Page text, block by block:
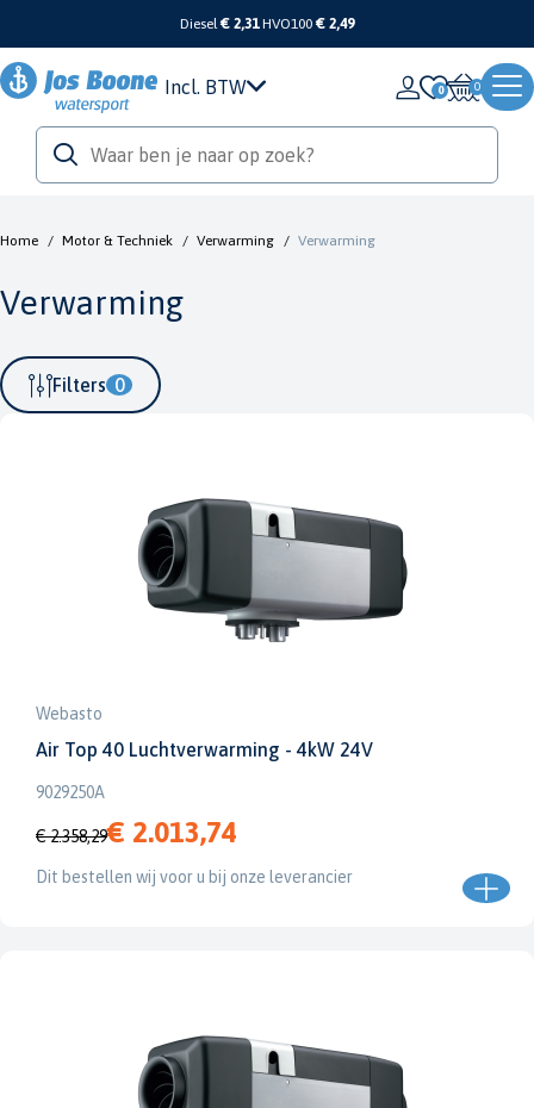
Diesel€ 2,31 HVO100 € 2,49
Incl. BTW 0
Home / Motor & Techniek / Verwarming / Verwarming
Verwarming
Filters 0
Webasto
Air Top 40 Luchtverwarming - 4kW 24V
9029250A
€ 2.358,29€ 2.013,74
Dit bestellen wij voor u bij onze leverancier